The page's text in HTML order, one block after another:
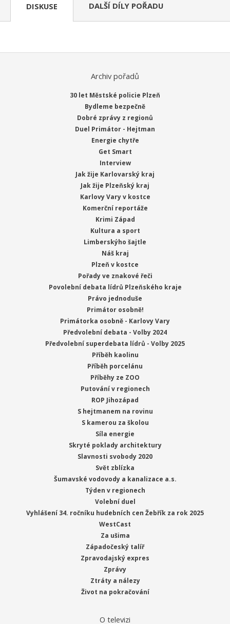
DISKUSE DALŠÍ DÍLY POŘADU
Archiv pořadů
30 let Městské policie Plzeň
Bydleme bezpečně
Dobré zprávy z regionů
Duel Primátor - Hejtman
Energie chytře
Get Smart
Interview
Jak žije Karlovarský kraj
Jak žije Plzeňský kraj
Karlovy Vary v kostce
Komerční reportáže
Krimi Západ
Kultura a sport
Limberskýho šajtle
Náš kraj
Plzeň v kostce
Pořady ve znakové řeči
Povolební debata lídrů Plzeňského kraje
Právo jednoduše
Primátor osobně!
Primátorka osobně - Karlovy Vary
Předvolební debata - Volby 2024
Předvolební superdebata lídrů - Volby 2025
Příběh kaolinu
Příběh porcelánu
Příběhy ze ZOO
Putování v regionech
ROP Jihozápad
S hejtmanem na rovinu
S kamerou za školou
Síla energie
Skryté poklady architektury
Slavnosti svobody 2020
Svět zblízka
Šumavské vodovody a kanalizace a.s.
Týden v regionech
Volební duel
Vyhlášení 34. ročníku hudebních cen Žebřík za rok 2025
WestCast
Za ušima
Západočeský talíř
Zpravodajský expres
Zprávy
Ztráty a nálezy
Život na pokračování
O televizi